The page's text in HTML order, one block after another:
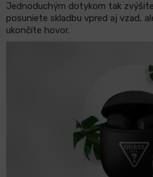
Jednoduchým dotykom tak
posuniete skladbu vpred aj vzad,
ukončíte hovor.